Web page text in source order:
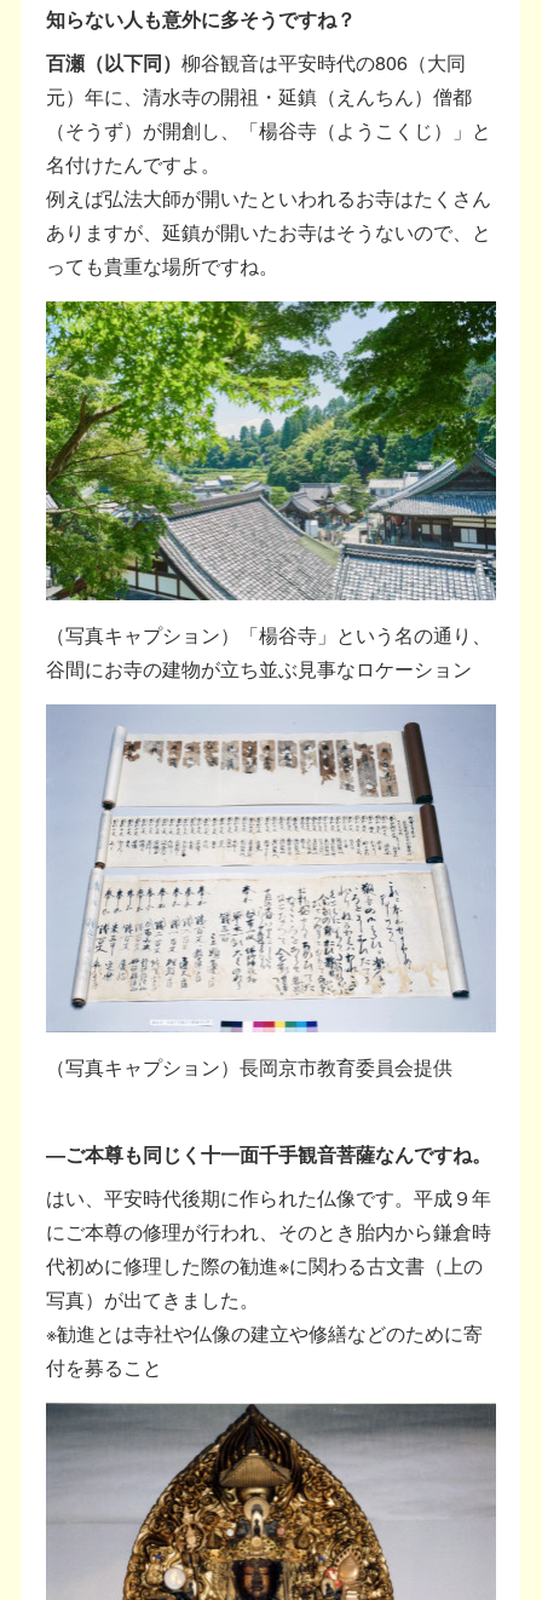
知らない人も意外に多そうですね？
百瀬（以下同）柳谷観音は平安時代の806（大同
元）年に、清水寺の開祖・延鎮（えんちん）僧都
（そうず）が開創し、「楊谷寺（ようこくじ）」と
名付けたんですよ。
例えば弘法大師が開いたといわれるお寺はたくさん
ありますが、延鎮が開いたお寺はそうないので、と
っても貴重な場所ですね。
（写真キャプション）「楊谷寺」という名の通り、
谷間にお寺の建物が立ち並ぶ見事なロケーション
（写真キャプション）長岡京市教育委員会提供
―ご本尊も同じく十一面千手観音菩薩なんですね。
はい、平安時代後期に作られた仏像です。平成９年
にご本尊の修理が行われ、そのとき胎内から鎌倉時
代初めに修理した際の勧進※に関わる古文書（上の
写真）が出てきました。
※勧進とは寺社や仏像の建立や修繕などのために寄
付を募ること